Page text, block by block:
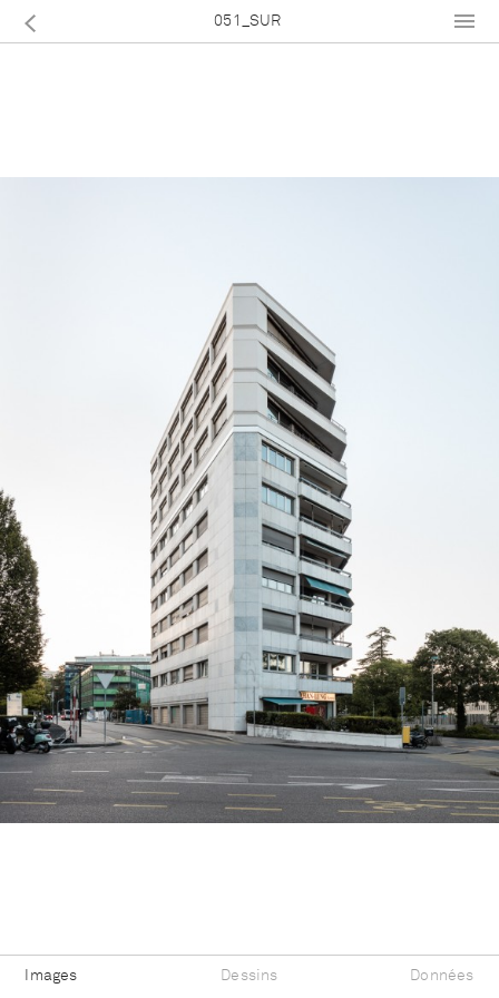
051_SUR
Images Dessins Données